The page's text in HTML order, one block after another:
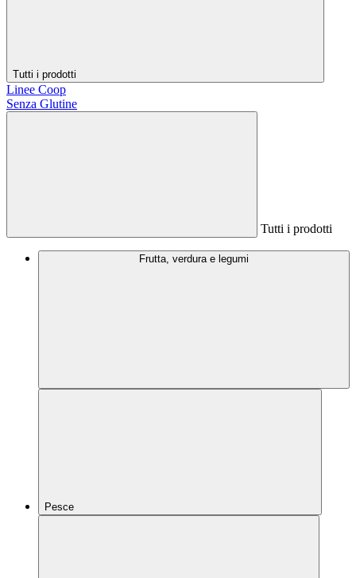
Tutti i prodotti
Linee Coop
Senza Glutine
Tutti i prodotti
Frutta, verdura e legumi
Pesce